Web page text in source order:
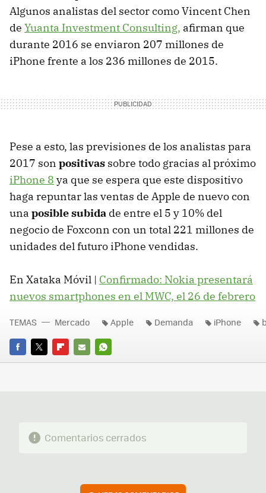
Algunos analistas del sector como Vincent Chen
de Yuanta Investment Consulting, afirman que
durante 2016 se enviaron 207 millones de
iPhone frente a los 236 millones de 2015.
Pese a esto, las previsiones de los analistas para
2017 son positivas sobre todo gracias al próximo
iPhone 8 ya que se espera que este dispositivo
haga repuntar las ventas de Apple de nuevo con
una posible subida de entre el 5 y 10% del
negocio de Foxconn con un total 221 millones de
unidades del futuro iPhone vendidas.
En Xataka Móvil | Confirmado: Nokia presentará
nuevos smartphones en el MWC, el 26 de febrero
FACEBOOK
TWITTERFLIPBOARD
E-
WHATSAPP
TEMAS Mercado Apple Demanda iPhone
Comentarios cerrados